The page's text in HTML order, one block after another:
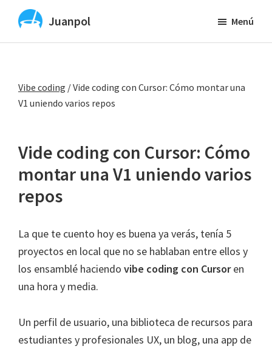
Saltar
contenido
Juanpol
diseño
UX
con
IA
Menú
Vibe coding /Vide coding con Cursor: Cómo montar una
V1 uniendo varios repos
Vide coding con Cursor: Cómo
montar una V1 uniendo varios
repos
La que te cuento hoy es buena ya verás, tenía 5
proyectos en local que no se hablaban entre ellos y
los ensamblé haciendo vibe coding con Cursoren
una hora y media.
Un perfil de usuario, una biblioteca de recursos para
estudiantes y profesionales UX, un blog, una app de